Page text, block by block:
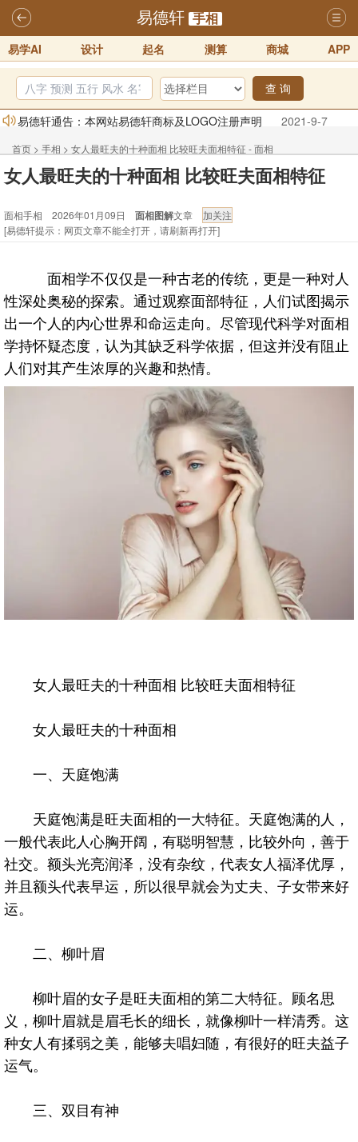
易德轩 手相
易学AI 设计 起名 测算 商城 APP
查 询
易德轩通告：本网站易德轩商标及LOGO注册声明
2021-9-7
易德轩易学ai，ai批八字紫微命理相学，ai智能体客服系统开通，欢迎
体验！！
2025-07-01
易德轩网重构及升能完成，欢迎大家来体验新程序及感觉！！
2025-07-01
2026年化太岁锦囊属马、鼠、牛、龙、兔、狗、鸡生肖化太岁开始预
2026丙午年铁笔居士精批年运说明
2025-10-12
易德轩首席风水大师铁笔居士简介！！
2021-9-2
首页 > 手相 > 女人最旺夫的十种面相 比较旺夫面相特征 - 面相
手相
女人最旺夫的十种面相 比较旺夫面相特征
面相手相 2026年01月09日 面相图解文章
[易德轩提示：网页文章不能全打开，请刷新再打开]
面相学不仅仅是一种古老的传统，更是一种对人
性深处奥秘的探索。通过观察面部特征，人们试图揭示
出一个人的内心世界和命运走向。尽管现代科学对面相
学持怀疑态度，认为其缺乏科学依据，但这并没有阻止
人们对其产生浓厚的兴趣和热情。
女人最旺夫的十种面相 比较旺夫面相特征
女人最旺夫的十种面相
一、天庭饱满
天庭饱满是旺夫面相的一大特征。天庭饱满的人，
一般代表此人心胸开阔，有聪明智慧，比较外向，善于
社交。额头光亮润泽，没有杂纹，代表女人福泽优厚，
并且额头代表早运，所以很早就会为丈夫、子女带来好
运。
二、柳叶眉
柳叶眉的女子是旺夫面相的第二大特征。顾名思
义，柳叶眉就是眉毛长的细长，就像柳叶一样清秀。这
种女人有揉弱之美，能够夫唱妇随，有很好的旺夫益子
运气。
三、双目有神